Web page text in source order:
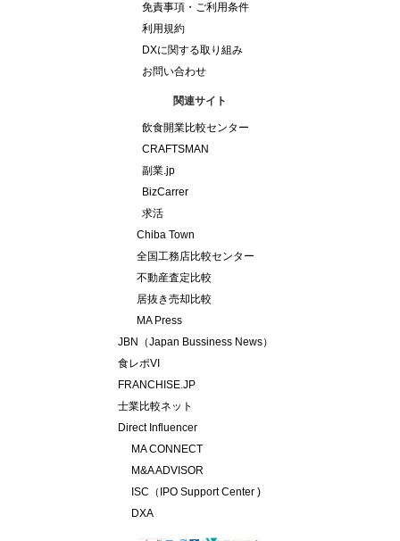
免責事項・ご利用条件
利用規約
DXに関する取り組み
お問い合わせ
関連サイト
飲食開業比較センター
CRAFTSMAN
副業.jp
BizCarrer
求活
Chiba Town
全国工務店比較センター
不動産査定比較
居抜き売却比較
MA Press
JBN（Japan Bussiness News）
食レポVI
FRANCHISE.JP
士業比較ネット
Direct Influencer
MA CONNECT
M&A ADVISOR
ISC（IPO Support Center )
DXA